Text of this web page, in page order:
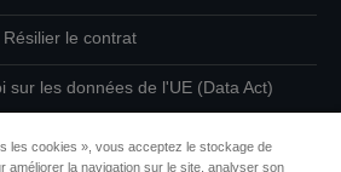
Résilier le contrat
sur les données de l'UE (Data Act)
au sujet de vos données
les cookies », vous acceptez le stockage de
améliorer la navigation sur le site, analyser son